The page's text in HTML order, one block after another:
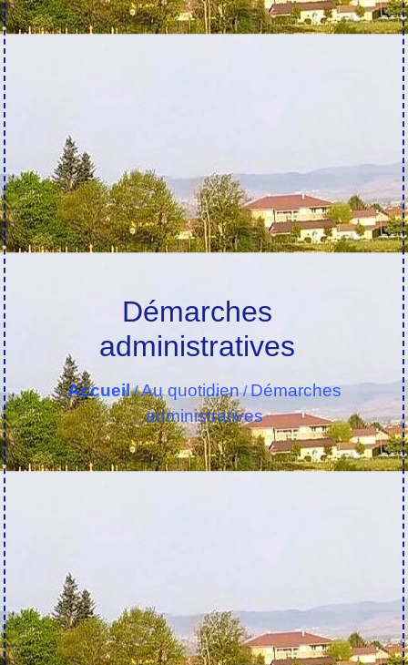
Démarches
administratives
Accueil/Au quotidien/Démarches
administratives